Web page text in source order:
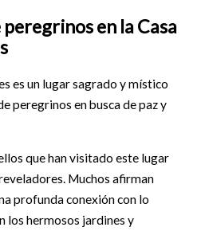
en la Casa
es un lugar sagrado y místico
peregrinos en busca de paz y
que han visitado este lugar
Muchos afirman
profunda conexión con lo
los hermosos jardines y